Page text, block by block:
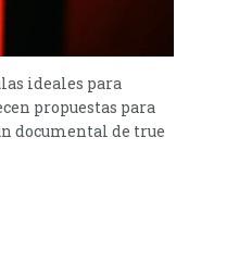
ideales para
propuestas para
documental de true